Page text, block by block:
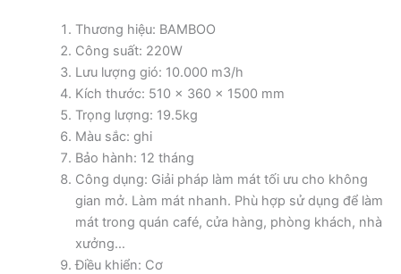
Thương hiệu: BAMBOO
Công suất: 220W
Lưu lượng gió: 10.000 m3/h
Kích thước: 510 x 360 x 1500 mm
Trọng lượng: 19.5kg
Màu sắc: ghi
Bảo hành: 12 tháng
Công dụng: Giải pháp làm mát tối ưu cho không
gian mở. Làm mát nhanh. Phù hợp sử dụng để làm
mát trong quán café, cửa hàng, phòng khách, nhà
xưởng…
Điều khiển: Cơ